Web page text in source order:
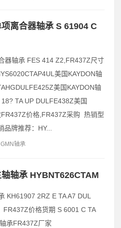
离合器轴承 S 61904 C
器轴承 FES 414 Z2,FR437Z尺寸
美国KAYDON轴
美国KAYDON轴
TA UP DULFE438Z美国
价格,FR437Z采购 热销型
品牌推荐：HY...
GMN轴承
轴承 HYBNT626CTAM
KH61907 2RZ E TA A7 DUL
价格货期 S 6001 C TA
承FR437Z厂家